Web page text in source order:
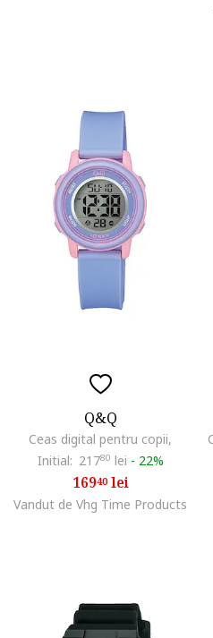
Q&Q
Ceas digital pentru copii,
Initial: 21780 lei - 22%
16940lei
Vandut de Vhg Time Products